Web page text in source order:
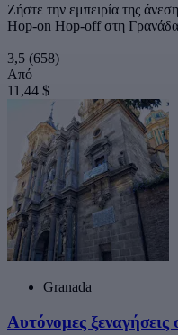
Ζήστε την εμπειρία της
Hop-on Hop-off στη
3,5 (658)
Από
11,44 $
Granada
Αυτόνομες